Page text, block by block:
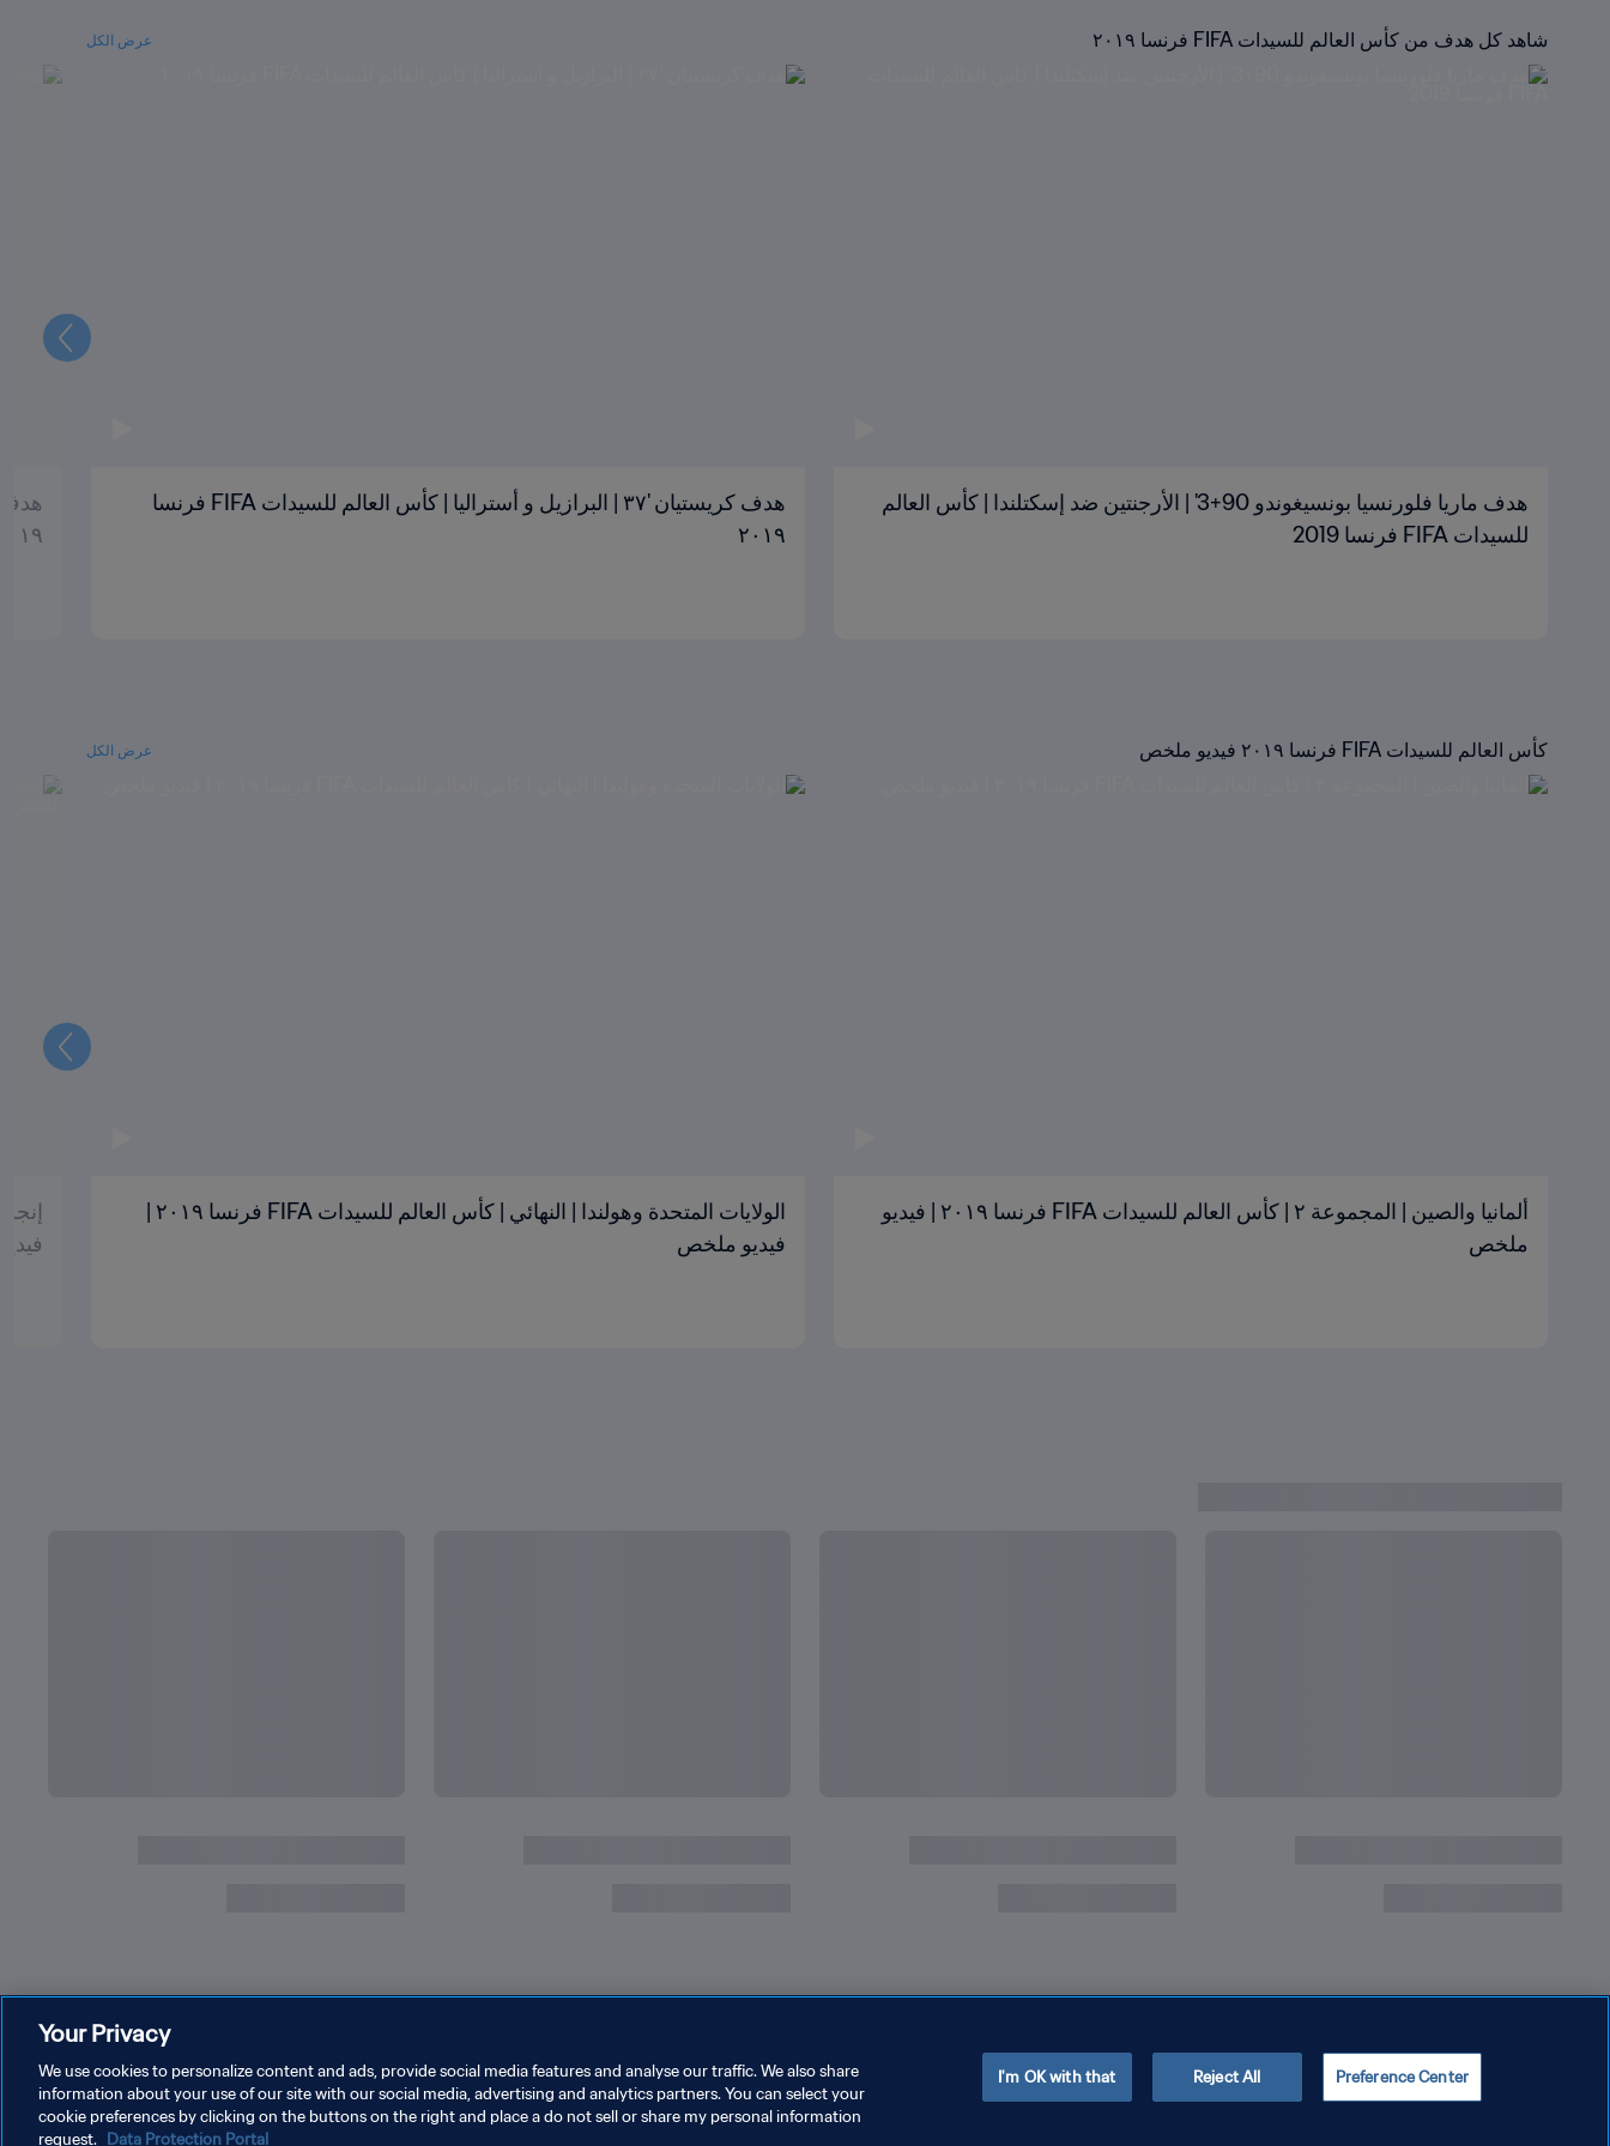
شاهد كل هدف من كأس العالم للسيدات FIFA فرنسا ٢٠١٩ عرض الكل
هدف ماريا فلورنسيا بونسيغوندو 90+3' | الأرجنتين ضد إسكتلندا | كأس العالم
للسيدات FIFA فرنسا 2019
هدف كريستيان '٣٧ | البرازيل و أستراليا | كأس العالم للسيدات FIFA فرنسا
٢٠١٩
التالي
كأس العالم للسيدات FIFA فرنسا ٢٠١٩ فيديو ملخص عرض الكل
ألمانيا والصين | المجموعة ٢ | كأس العالم للسيدات FIFA فرنسا ٢٠١٩ | فيديو
ملخص
الولايات المتحدة وهولندا | النهائي | كأس العالم للسيدات FIFA فرنسا ٢٠١٩ |
فيديو ملخص
التالي
Your Privacy
We use cookies to personalize content and ads, provide social media features and analyse our traffic. We also share
information about your use of our site with our social media, advertising and analytics partners. You can select your
cookie preferences by clicking on the buttons on the right and place a do not sell or share my personal information
request. Data Protection Portal
Preference Center
Reject All
I'm OK with that